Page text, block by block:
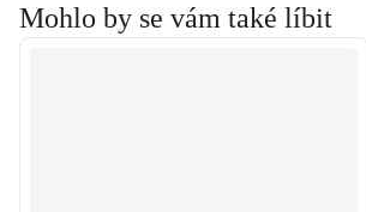
Mohlo by se vám také líbit